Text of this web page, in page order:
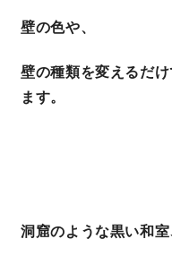
壁の色や、
壁の種類を変えるだ
ます。
洞窟のような黒い和室